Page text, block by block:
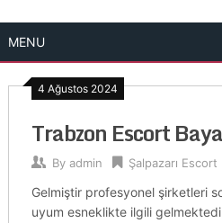
MENU
4 Ağustos 2024
Trabzon Escort
By admin Şalpazarı Escort
Gelmiştir profesyonel şirketleri
uyum esneklikte ilgili